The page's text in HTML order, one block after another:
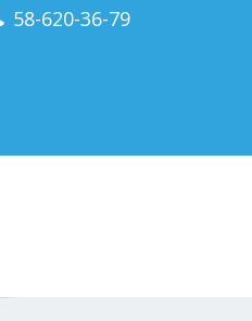
58-620-36-79